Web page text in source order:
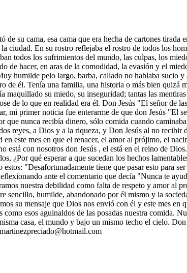
su cama, esa cama que era hecha de cartones
ciudad. En su rostro reflejaba el rostro de todos los
todos los sufrimientos del mundo, las culpas, los
de hacer, en aras de la comodidad, la evasión y el
humilde pelo largo, barba, callado no hablaba
de él. Tenía una familia, una historia o más bien quizá
maquillado su miedo, su inseguridad; tantas las
de lo que en realidad era él. Don Jesús "El señor
mi primer noticia fue enterarme de que don Jesús "El
que nunca recibía dinero, sólo comida cuando
reyes, a Dios y a la riqueza, y Don Jesús al no
este mes en que el renacer, el amor al prójimo, el
con nosotros don Jesús , el está en el reino de
¿Por qué esperar a que sucedan los hechos
estos: "Desafortunadamente tiene que pasar esto
ante el comentario que decía "Nunca te
nuestra debilidad como falta de respeto y amor al
humilde, abandonado por él mismo y la
su mensaje que Dios nos envió con él y este mes
esos aguinaldos de las posadas nuestra comida.
casa, el mundo y bajo un mismo techo el cielo.